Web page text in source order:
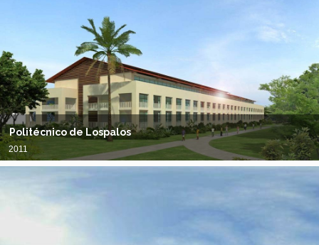
Politécnico de Lospalos
2011